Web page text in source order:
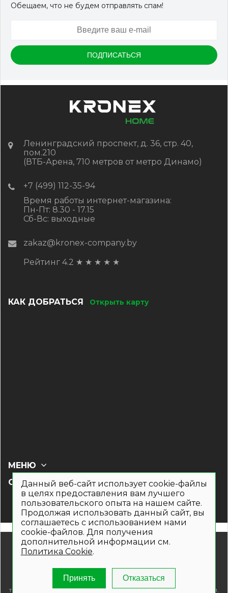
Обещаем, что не будем отправлять спам!
Ленинградский проспект, д. 36, стр. 40,
пом.210
(ВТБ-Арена, 710 метров от метро Динамо)
+7 (499) 112-35-94
Время работы интернет-магазина:
Пн-Пт: 8.30 - 17.15
Сб-Вс: выходные
zakaz@kronex-company.by
Рейтинг 4.2 ★ ★ ★ ★ ★
КАК ДОБРАТЬСЯ Открыть карту
СОЦ СЕТИ
МЕНЮ
© 2019- 2026. Общество с ограниченной ответственностью
подробной информации о наличии и стоимости указанных
товаров и (или) услуг , пожалуйста, обращайтесь по телефонам,
Данный веб-сайт использует cookie-файлы
в целях предоставления вам лучшего
пользовательского опыта на нашем сайте.
Продолжая использовать данный сайт, вы
соглашаетесь с использованием нами
cookie-файлов. Для получения
дополнительной информации см.
Политика Cookie.
Принять Отказаться